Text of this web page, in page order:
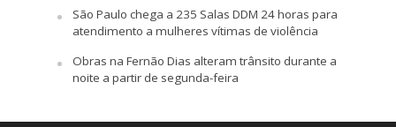
São Paulo chega a 235 Salas DDM 24 horas para
atendimento a mulheres vítimas de violência
Obras na Fernão Dias alteram trânsito durante a
noite a partir de segunda-feira